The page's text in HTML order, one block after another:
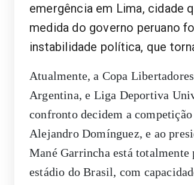
emergência em Lima, cidade
medida do governo peruano
instabilidade política, que
Atualmente, a Copa
Argentina, e Liga Deportiva
confronto decidem a
Alejandro Domínguez, e ao
Mané Garrincha está totalmente
estádio do Brasil, com